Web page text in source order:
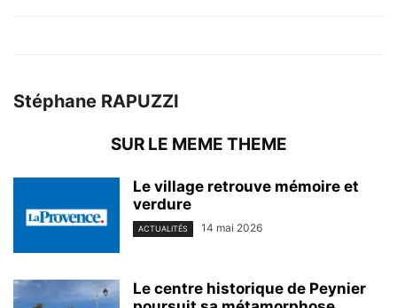
Stéphane RAPUZZI
SUR LE MEME THEME
Le village retrouve mémoire et
verdure
ACTUALITÉS 14 mai 2026
Le centre historique de Peynier